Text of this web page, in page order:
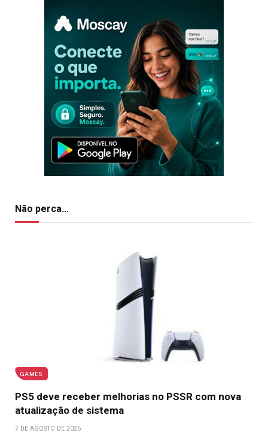
Não perca...
GAMES
PS5 deve receber melhorias no PSSR com nova
atualização de sistema
7 DE AGOSTO DE 2026